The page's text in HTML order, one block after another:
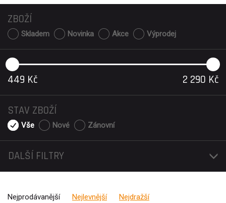
ZBOŽÍ
Skladem Novinka Akce Výprodej
449 Kč 2 290 Kč
STAV ZBOŽÍ
Vše Nové Zánovní
DALŠÍ FILTRY
Nejprodávanější Nejlevnější
Nejdražší